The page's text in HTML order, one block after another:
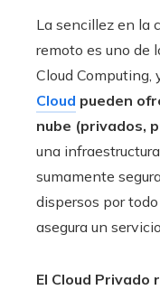
La sencillez en la
remoto es uno de
Cloud Computing,
Cloud pueden
nube (privados,
una
sumamente
dispersos por
asegura un
El Cloud Privado